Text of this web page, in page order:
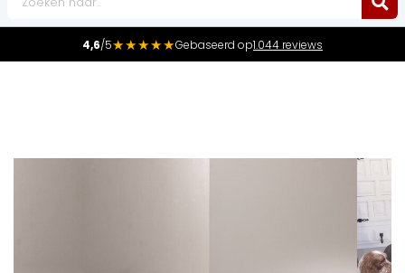
4,6/5★★★★★Gebaseerd op1.044 reviews